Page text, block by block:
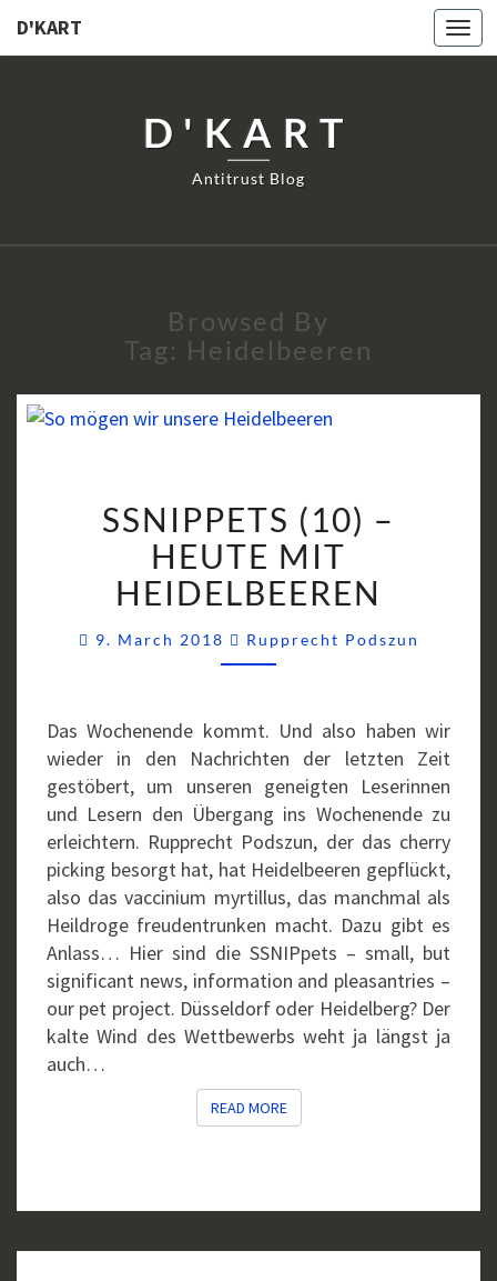
D'KART
D'KART
Antitrust Blog
Browsed By
Tag: Heidelbeeren
(10)
–
HEUTE
MIT
HEIDELBEEREN
SSNIPPETS (10) –
HEUTE MIT
HEIDELBEEREN
9. March 2018 Rupprecht Podszun
Das Wochenende kommt. Und also haben wir
wieder in den Nachrichten der letzten Zeit
gestöbert, um unseren geneigten Leserinnen
und Lesern den Übergang ins Wochenende zu
erleichtern. Rupprecht Podszun, der das cherry
picking besorgt hat, hat Heidelbeeren gepflückt,
also das vaccinium myrtillus, das manchmal als
Heildroge freudentrunken macht. Dazu gibt es
Anlass… Hier sind die SSNIPpets – small, but
significant news, information and pleasantries –
our pet project. Düsseldorf oder Heidelberg? Der
kalte Wind des Wettbewerbs weht ja längst ja
auch…
READ MOREREAD MORE